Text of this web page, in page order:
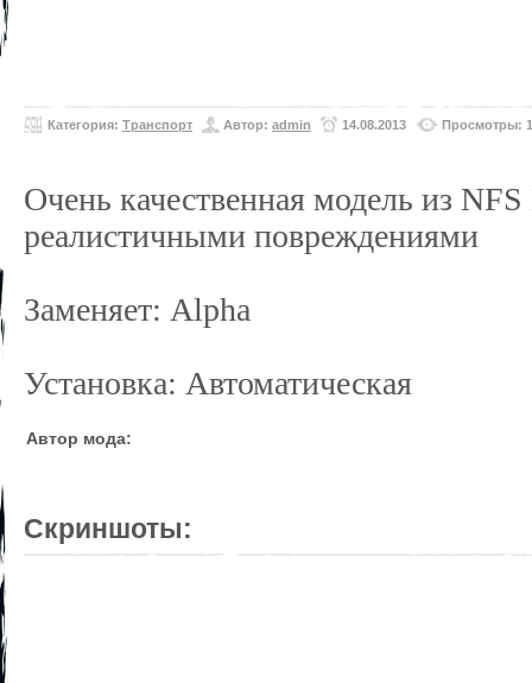
Категория: Транспорт Автор: admin 14.08.2013 Просмотры:
Очень качественная модель из
реалистичными повреждениями
Заменяет: Alpha
Установка: Автоматическая
Автор мода:
Скриншоты: